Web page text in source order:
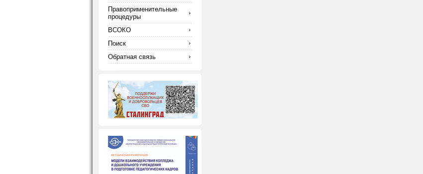
Правоприменительные
процедуры
ВСОКО
Поиск
Обратная связь